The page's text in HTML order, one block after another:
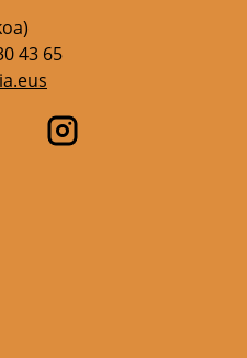
43 65